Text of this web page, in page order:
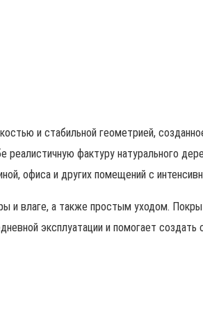
и стабильной геометрией,
фактуру натурального
офиса и других помещений с
и влаге, а также простым уходом.
эксплуатации и помогает